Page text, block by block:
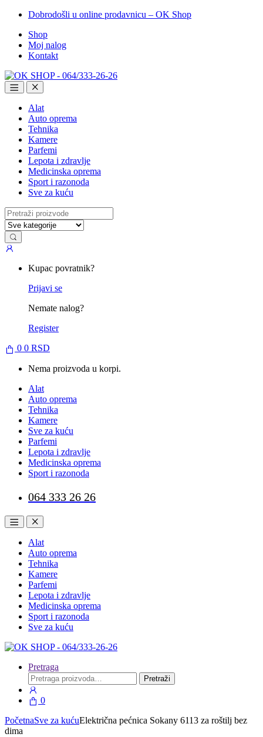
Dobrodošli u online prodavnicu – OK Shop
Shop
Moj nalog
Kontakt
Alat
Auto oprema
Tehnika
Kamere
Parfemi
Lepota i zdravlje
Medicinska oprema
Sport i razonoda
Sve za kuću
Search
for:
Kupac povratnik?
Prijavi se
Nemate nalog?
Register
0 0 RSD
Nema proizvoda u korpi.
Alat
Auto oprema
Tehnika
Kamere
Sve za kuću
Parfemi
Lepota i zdravlje
Medicinska oprema
Sport i razonoda
064 333 26 26
Alat
Auto oprema
Tehnika
Kamere
Parfemi
Lepota i zdravlje
Medicinska oprema
Sport i razonoda
Sve za kuću
Pretraga
Pretraga
za:
Pretraži
0
PočetnaSve za kućuElektrična pećnica Sokany 6113 za roštilj bez
dima